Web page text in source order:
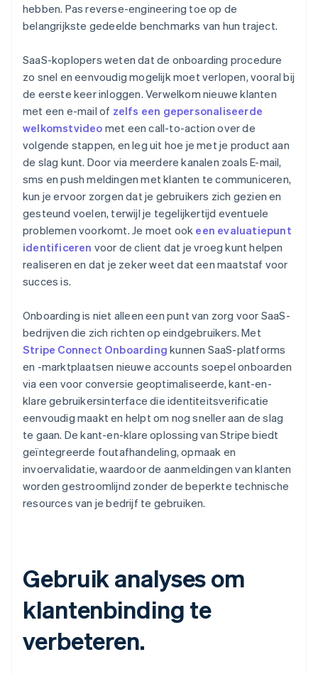
hebben. Pas reverse-engineering toe op de
belangrijkste gedeelde benchmarks van hun traject.
SaaS-koplopers weten dat de onboarding procedure
zo snel en eenvoudig mogelijk moet verlopen, vooral bij
de eerste keer inloggen. Verwelkom nieuwe klanten
met een e-mail of zelfs een gepersonaliseerde
welkomstvideo met een call-to-action over de
volgende stappen, en leg uit hoe je met je product aan
de slag kunt. Door via meerdere kanalen zoals E-mail,
sms en push meldingen met klanten te communiceren,
kun je ervoor zorgen dat je gebruikers zich gezien en
gesteund voelen, terwijl je tegelijkertijd eventuele
problemen voorkomt. Je moet ook een evaluatiepunt
identificeren voor de client dat je vroeg kunt helpen
realiseren en dat je zeker weet dat een maatstaf voor
succes is.
Onboarding is niet alleen een punt van zorg voor SaaS-
bedrijven die zich richten op eindgebruikers. Met
Stripe Connect Onboarding kunnen SaaS-platforms
en -marktplaatsen nieuwe accounts soepel onboarden
via een voor conversie geoptimaliseerde, kant-en-
klare gebruikersinterface die identiteitsverificatie
eenvoudig maakt en helpt om nog sneller aan de slag
te gaan. De kant-en-klare oplossing van Stripe biedt
geïntegreerde foutafhandeling, opmaak en
invoervalidatie, waardoor de aanmeldingen van klanten
worden gestroomlijnd zonder de beperkte technische
resources van je bedrijf te gebruiken.
Gebruik analyses om
klantenbinding te
verbeteren.